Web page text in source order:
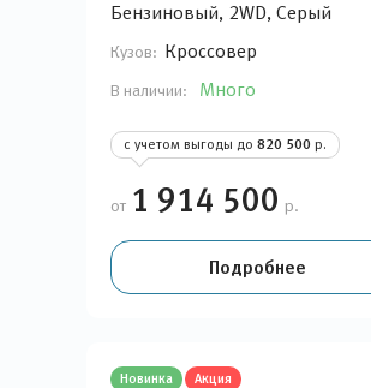
Бензиновый, 2WD, Серый
Кузов: Кроссовер
В наличии: Много
с учетом выгоды до 820 500 р.
от 1 914 500 р.
Подробнее
Новинка Акция